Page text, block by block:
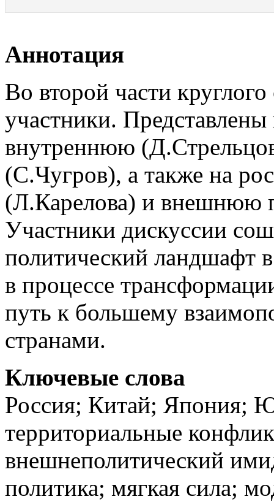
Аннотация
Во второй части
участники.
внутреннюю
(С.Чугров), а также на
(Л.Карелова) и внешнюю
Участники дискуссии
политический ландшафт
в процессе
путь к большему
странами.
Ключевые слова
Россия; Китай;
территориальные
внешнеполитический
политика; мягкая сила;